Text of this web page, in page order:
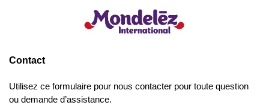
Contact
Utilisez ce formulaire pour nous contacter pour toute question
ou demande d’assistance.